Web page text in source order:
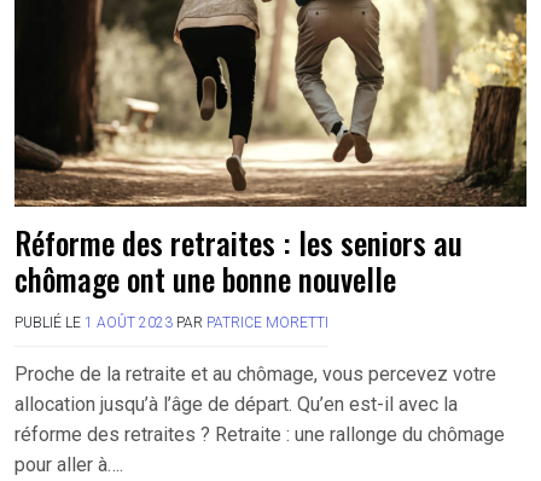
Réforme des retraites : les seniors au
chômage ont une bonne nouvelle
PUBLIÉ LE 1 AOÛT 2023 PAR PATRICE MORETTI
Proche de la retraite et au chômage, vous percevez votre
allocation jusqu’à l’âge de départ. Qu’en est-il avec la
réforme des retraites ? Retraite : une rallonge du chômage
pour aller à….